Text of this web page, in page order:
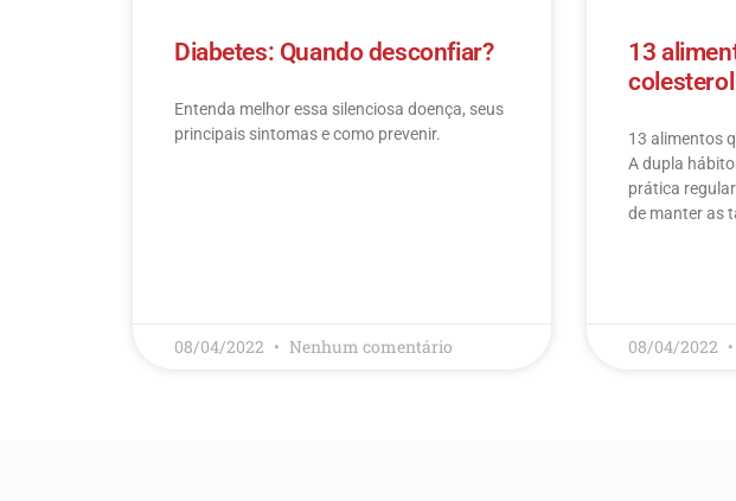
Diabetes: Quando desconfiar?
Entenda melhor essa silenciosa doença, seus
principais sintomas e como prevenir.
08/04/2022 Nenhum comentário
13
13 alimentos
A dupla
prática
de manter as
08/04/2022